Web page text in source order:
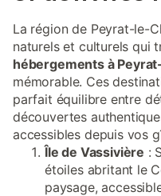
La région de Peyrat-le-
naturels et culturels qui
hébergements à
mémorable. Ces
parfait équilibre entre
découvertes
accessibles depuis vos
Île de Vassivière :
étoiles abritant le
paysage,